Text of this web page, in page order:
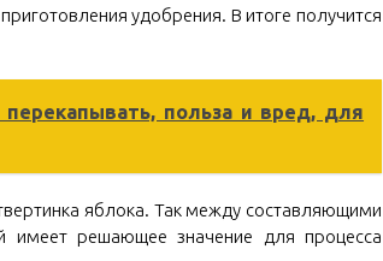
удобрения. В итоге получится
перекапывать, польза и вред, для
яблока. Так между составляющими
имеет решающее значение для процесса